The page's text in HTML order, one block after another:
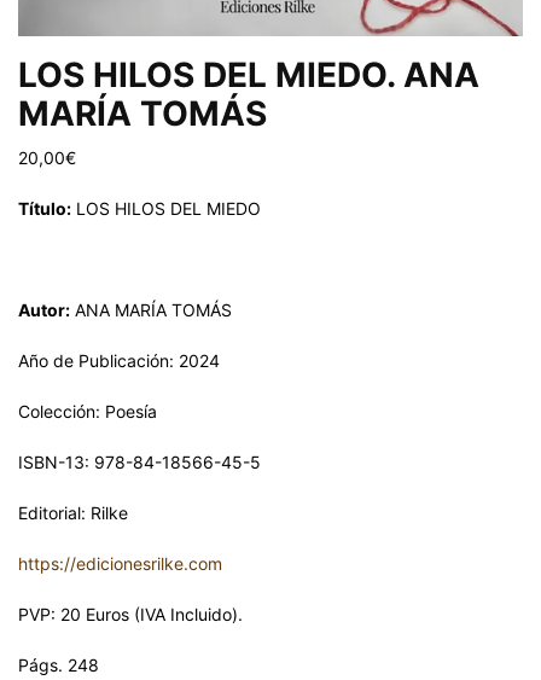
LOS HILOS DEL MIEDO. ANA
MARÍA TOMÁS
20,00€
Título: LOS HILOS DEL MIEDO
Autor: ANA MARÍA TOMÁS
Año de Publicación: 2024
Colección: Poesía
ISBN-13: 978-84-18566-45-5
Editorial: Rilke
https://edicionesrilke.com
PVP: 20 Euros (IVA Incluido).
Págs. 248